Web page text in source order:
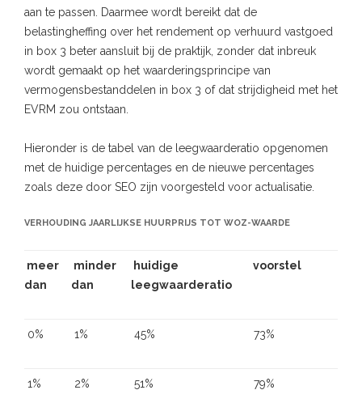
aan te passen. Daarmee wordt bereikt dat de
belastingheffing over het rendement op verhuurd vastgoed
in box 3 beter aansluit bij de praktijk, zonder dat inbreuk
wordt gemaakt op het waarderingsprincipe van
vermogensbestanddelen in box 3 of dat strijdigheid met het
EVRM zou ontstaan.
Hieronder is de tabel van de leegwaarderatio opgenomen
met de huidige percentages en de nieuwe percentages
zoals deze door SEO zijn voorgesteld voor actualisatie.
VERHOUDING JAARLIJKSE HUURPRIJS TOT WOZ-WAARDE
meer
dan
minder
dan
huidige
leegwaarderatio
voorstel
0% 1% 45% 73%
1% 2% 51% 79%